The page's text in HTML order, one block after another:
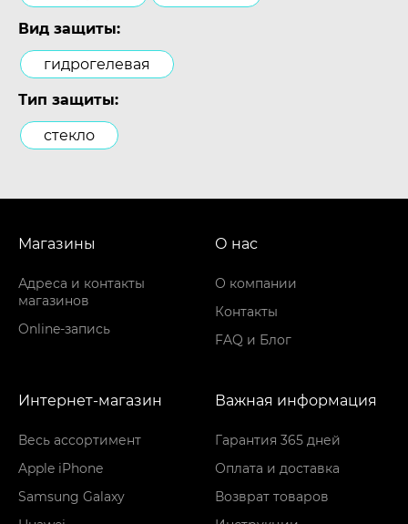
Вид защиты:
гидрогелевая
Тип защиты:
стекло
Магазины
Адреса и контакты
магазинов
Online-запись
О нас
О компании
Контакты
FAQ и Блог
Интернет-магазин
Весь ассортимент
Apple iPhone
Samsung Galaxy
Важная информация
Гарантия 365 дней
Оплата и доставка
Возврат товаров